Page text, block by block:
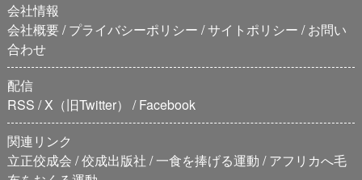
会社情報
会社概要 プライバシーポリシー サイトポリシー
お問い
合わせ
配信
RSS X（旧Twitter）
Facebook
関連リンク
立正佼成会 佼成出版社 一食を捧げる運動
アフリカへ毛